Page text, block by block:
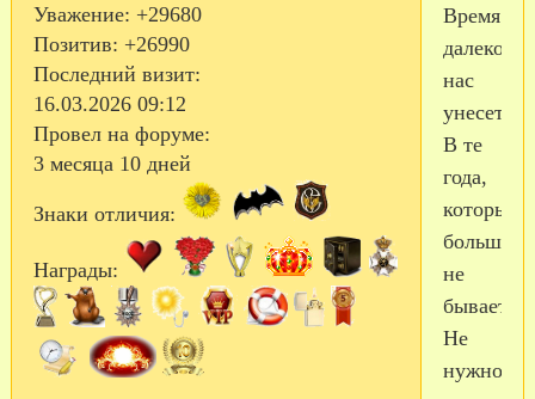
Уважение: +29680
Позитив: +26990
Последний визит:
16.03.2026 09:12
Провел на форуме:
3 месяца 10 дней
Знаки отличия:
Награды:
Время
далеко
нас
унесет,
В те
года,
которых
больше
не
бывает.
Не
нужно